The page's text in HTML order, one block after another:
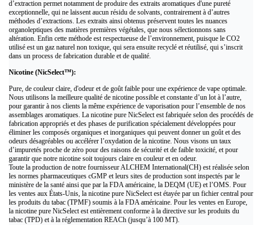
d’extraction permet notamment de produire des extraits aromatiques d'une pureté
exceptionnelle, qui ne laissent aucun résidu de solvants, contrairement à d’autres
méthodes d’extractions. Les extraits ainsi obtenus préservent toutes les nuances
organoleptiques des matières premières végétales, que nous sélectionnons sans
altération. Enfin cette méthode est respectueuse de l’environnement, puisque le CO2
utilisé est un gaz naturel non toxique, qui sera ensuite recyclé et réutilisé, qui s’inscrit
dans un process de fabrication durable et de qualité.
Nicotine (NicSelect™):
Pure, de couleur claire, d'odeur et de goût faible pour une expérience de vape optimale.
Nous utilisons la meilleure qualité de nicotine possible et constante d’un lot à l’autre,
pour garantir à nos clients la même expérience de vaporisation pour l’ensemble de nos
assemblages aromatiques. La nicotine pure NicSelect est fabriquée selon des procédés de
fabrication appropriés et des phases de purification spécialement développées pour
éliminer les composés organiques et inorganiques qui peuvent donner un goût et des
odeurs désagréables ou accélérer l’oxydation de la nicotine. Nous visons un taux
d’impuretés proche de zéro pour des raisons de sécurité et de faible toxicité, et pour
garantir que notre nicotine soit toujours claire en couleur et en odeur.
Toute la production de notre fournisseur ALCHEM International(CH) est réalisée selon
les normes pharmaceutiques cGMP et leurs sites de production sont inspectés par le
ministère de la santé ainsi que par la FDA américaine, la DEQM (UE) et l’OMS. Pour
les ventes aux États-Unis, la nicotine pure NicSelect est étayée par un fichier central pour
les produits du tabac (TPMF) soumis à la FDA américaine. Pour les ventes en Europe,
la nicotine pure NicSelect est entièrement conforme à la directive sur les produits du
tabac (TPD) et à la réglementation REACh (jusqu’à 100 MT).